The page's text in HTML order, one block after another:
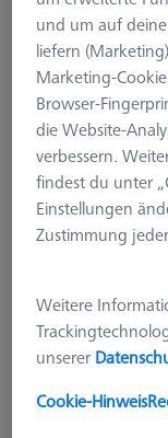
und um auf
liefern
Marketing-
Browser-
die Website-
verbessern.
findest du unter
Einstellungen
Zustimmung
Weitere
unserer
Cookie-Hinweis